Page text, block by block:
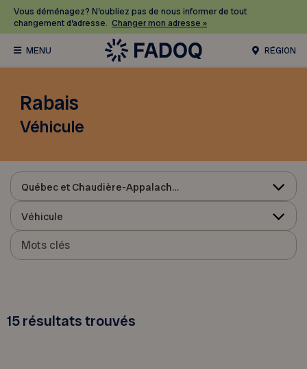
Vous déménagez? N’oubliez pas de nous informer de tout
changement d’adresse. Changer mon adresse »
RÉGION
Rabais
Véhicule
Québec et Chaudière-Appalaches
Véhicule
15résultats trouvés